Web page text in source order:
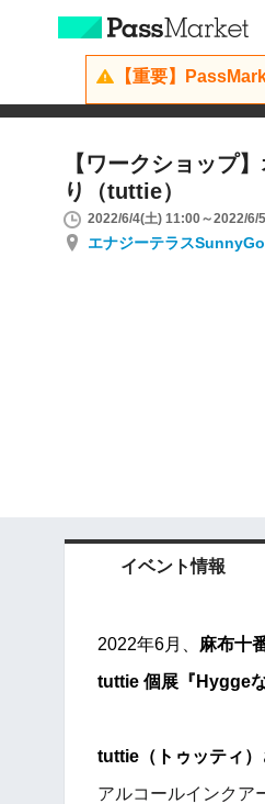
【重要】
【ワークショップ
り（tuttie）
2022/6/4(土) 11:00～2022/6/
エナジーテラス
イベント情報
2022年6月、 麻布十
tuttie 個 展『Hygge
tuttie（トゥッティ）
アルコールインクア